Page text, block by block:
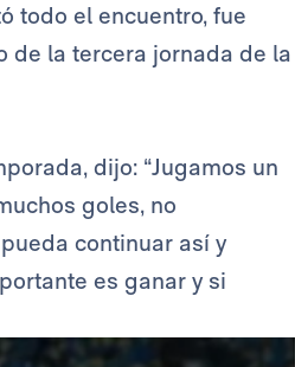
todo el encuentro, fue
de la tercera jornada de la
dijo: “Jugamos un
goles, no
continuar así y
es ganar y si